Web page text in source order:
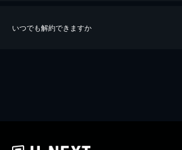
いつでも解約できますか